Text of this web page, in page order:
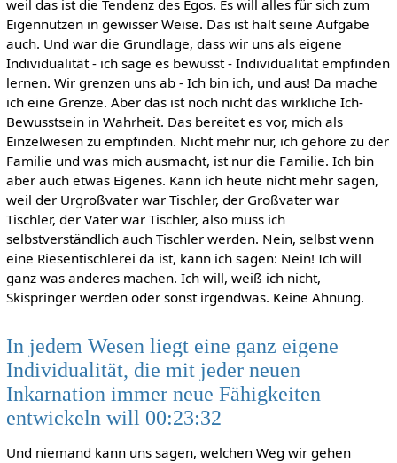
weil das ist die Tendenz des Egos. Es will alles für sich zum
Eigennutzen in gewisser Weise. Das ist halt seine Aufgabe
auch. Und war die Grundlage, dass wir uns als eigene
Individualität - ich sage es bewusst - Individualität empfinden
lernen. Wir grenzen uns ab - Ich bin ich, und aus! Da mache
ich eine Grenze. Aber das ist noch nicht das wirkliche Ich-
Bewusstsein in Wahrheit. Das bereitet es vor, mich als
Einzelwesen zu empfinden. Nicht mehr nur, ich gehöre zu der
Familie und was mich ausmacht, ist nur die Familie. Ich bin
aber auch etwas Eigenes. Kann ich heute nicht mehr sagen,
weil der Urgroßvater war Tischler, der Großvater war
Tischler, der Vater war Tischler, also muss ich
selbstverständlich auch Tischler werden. Nein, selbst wenn
eine Riesentischlerei da ist, kann ich sagen: Nein! Ich will
ganz was anderes machen. Ich will, weiß ich nicht,
Skispringer werden oder sonst irgendwas. Keine Ahnung.
In jedem Wesen liegt eine ganz eigene
Individualität, die mit jeder neuen
Inkarnation immer neue Fähigkeiten
entwickeln will 00:23:32
Und niemand kann uns sagen, welchen Weg wir gehen